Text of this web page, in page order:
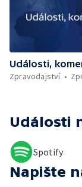
Události,
Zpravodajství
Události
Spotify
Napište